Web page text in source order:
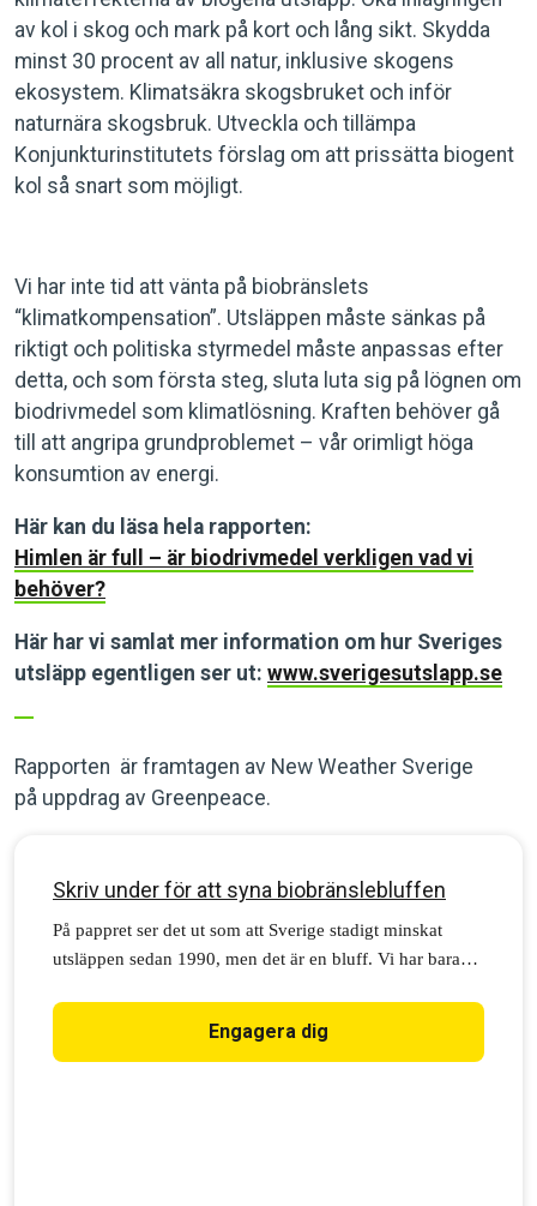
av kol i skog och mark på kort och lång sikt. Skydda
minst 30 procent av all natur, inklusive skogens
ekosystem. Klimatsäkra skogsbruket och inför
naturnära skogsbruk. Utveckla och tillämpa
Konjunkturinstitutets förslag om att prissätta biogent
kol så snart som möjligt.
Vi har inte tid att vänta på biobränslets
“klimatkompensation”. Utsläppen måste sänkas på
riktigt och politiska styrmedel måste anpassas efter
detta, och som första steg, sluta luta sig på lögnen om
biodrivmedel som klimatlösning. Kraften behöver gå
till att angripa grundproblemet – vår orimligt höga
konsumtion av energi.
Här kan du läsa hela rapporten:
Himlen är full – är biodrivmedel verkligen vad vi
behöver?
Här har vi samlat mer information om hur Sveriges
utsläpp egentligen ser ut: www.sverigesutslapp.se
Rapporten är framtagen av New Weather Sverige
på uppdrag av Greenpeace.
Skriv under för att syna biobränslebluffen
På pappret ser det ut som att Sverige stadigt minskat
utsläppen sedan 1990, men det är en bluff. Vi har bara
syna den falska klimatlösningen!
Engagera dig